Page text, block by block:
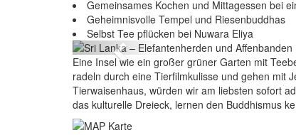
Gemeinsames Kochen und Mittagessen bei
Geheimnisvolle Tempel und Riesenbuddhas
Selbst Tee pflücken bei Nuwara Eliya
Sri
Previous
Eine Insel wie ein großer grüner Garten mit
radeln durch eine Tierfilmkulisse und gehen mit
Tierwaisenhaus, würden wir am liebsten sofort
das kulturelle Dreieck, lernen den Buddhismus